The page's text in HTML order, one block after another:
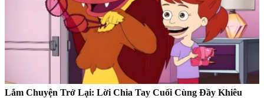
Lắm Chuyện Trở Lại: Lời Chia Tay Cuối Cùng Đầy Khiêu